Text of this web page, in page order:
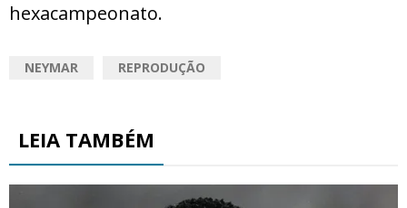
hexacampeonato.
NEYMAR REPRODUÇÃO
LEIA TAMBÉM